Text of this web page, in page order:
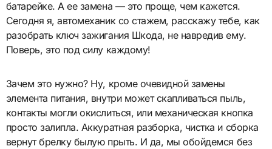
батарейке. А ее замена — это проще, чем кажется.
Сегодня я, автомеханик со стажем, расскажу тебе, как
разобрать ключ зажигания Шкода, не навредив ему.
Поверь, это под силу каждому!
Зачем это нужно? Ну, кроме очевидной замены
элемента питания, внутри может скапливаться пыль,
контакты могли окислиться, или механическая кнопка
просто залипла. Аккуратная разборка, чистка и сборка
вернут брелку былую прыть. И да, мы обойдемся без